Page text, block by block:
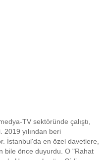
TV sektöründe çalıştı,
yılından beri
İstanbul'da en özel davetlere,
bile önce duyurdu. O "Rahat